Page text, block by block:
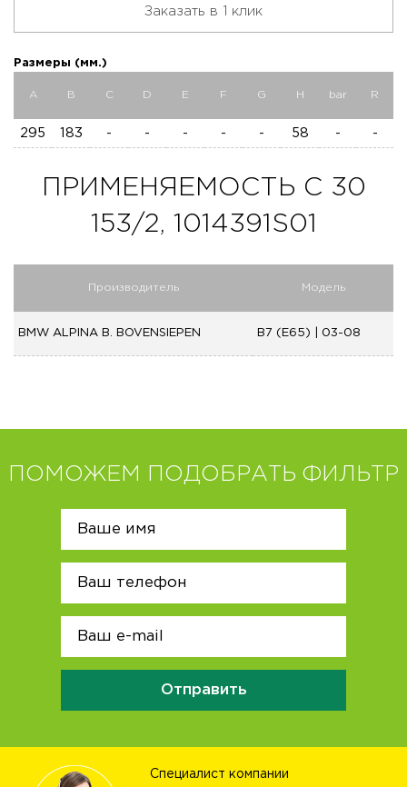
Заказать в 1 клик
Размеры (мм.)
A B C D E F G H bar R
295 183 - - - - - 58 - -
ПРИМЕНЯЕМОСТЬ C 30
153/2, 1014391S01
Производитель Модель
BMW ALPINA B. BOVENSIEPEN B7 (E65) | 03-08
ПОМОЖЕМ ПОДОБРАТЬ ФИЛЬТР
Отправить
Специалист компании